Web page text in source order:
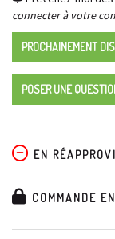
connecter à votre
PROCHAINEMENT
POSER UNE
EN
COMMANDE